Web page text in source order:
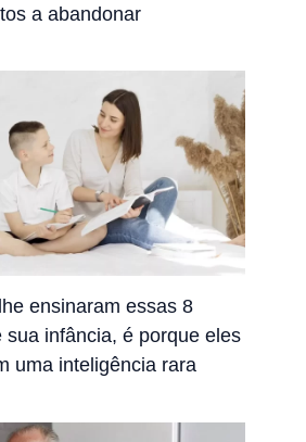
a abandonar
ensinaram essas 8
sua infância, é porque eles
uma inteligência rara